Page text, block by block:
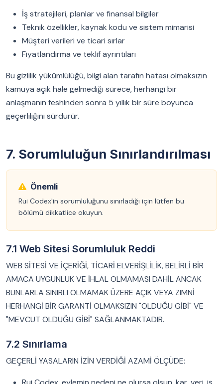
İş stratejileri, planlar ve finansal bilgiler
Teknik özellikler, kaynak kodu ve sistem mimarisi
Müşteri verileri ve ticari sırlar
Fiyatlandırma ve teklif ayrıntıları
Bu gizlilik yükümlülüğü, bilgi alan tarafın hatası olmaksızın
kamuya açık hale gelmediği sürece, herhangi bir
anlaşmanın feshinden sonra 5 yıllık bir süre boyunca
geçerliliğini sürdürür.
7. Sorumluluğun Sınırlandırılması
Önemli
Rui Codex'in sorumluluğunu sınırladığı için lütfen bu
bölümü dikkatlice okuyun.
7.1 Web Sitesi Sorumluluk Reddi
WEB SİTESİ VE İÇERİĞİ, TİCARİ ELVERİŞLİLİK, BELİRLİ BİR
AMACA UYGUNLUK VE İHLAL OLMAMASI DAHİL ANCAK
BUNLARLA SINIRLI OLMAMAK ÜZERE AÇIK VEYA ZIMNİ
HERHANGİ BİR GARANTİ OLMAKSIZIN "OLDUĞU GİBİ" VE
"MEVCUT OLDUĞU GİBİ" SAĞLANMAKTADIR.
7.2 Sınırlama
GEÇERLİ YASALARIN İZİN VERDİĞİ AZAMİ ÖLÇÜDE: